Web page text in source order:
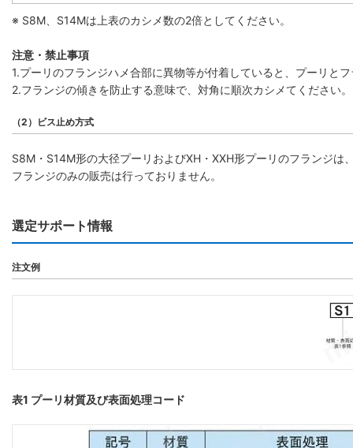
※ S8M、S14Mは上表のカシメ数の2倍としてください。
注意・禁止事項
1.プーリのフランジハメ合部に異物等が付着していると、プーリと
2.フランジの傾きを防止する意味で、対角に順次カシメてください。
（2）ビス止め方式
S8M・S14M形の大径プーリおよびXH・XXH形プーリのフランジ
フランジのみの販売は行っておりません。
選定サポート情報
注文例
表1 プーリ材質及び表面処理コード